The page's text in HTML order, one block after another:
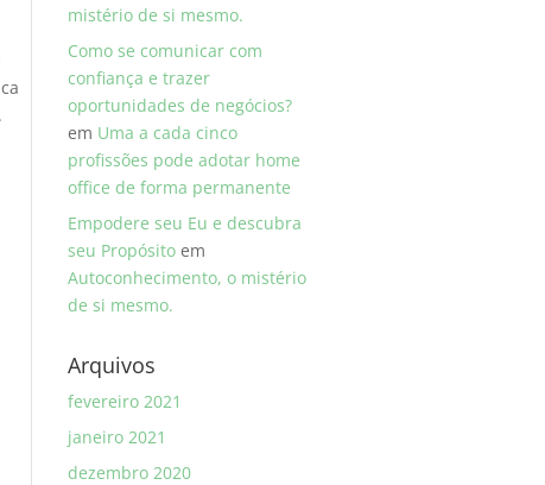
mistério de si mesmo.
Como se comunicar com
confiança e trazer
oportunidades de negócios?
em Uma a cada cinco
profissões pode adotar home
office de forma permanente
Empodere seu Eu e descubra
seu Propósito em
Autoconhecimento, o mistério
de si mesmo.
Arquivos
fevereiro 2021
janeiro 2021
dezembro 2020